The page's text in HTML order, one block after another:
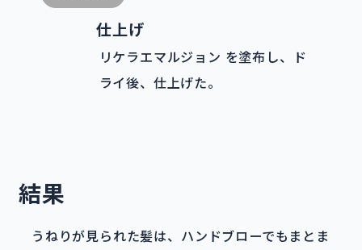
仕上げ
リケラエマルジョン を塗布し、ド
ライ後、仕上げた。
結果
うねりが見られた髪は、ハンドブローでもまとま